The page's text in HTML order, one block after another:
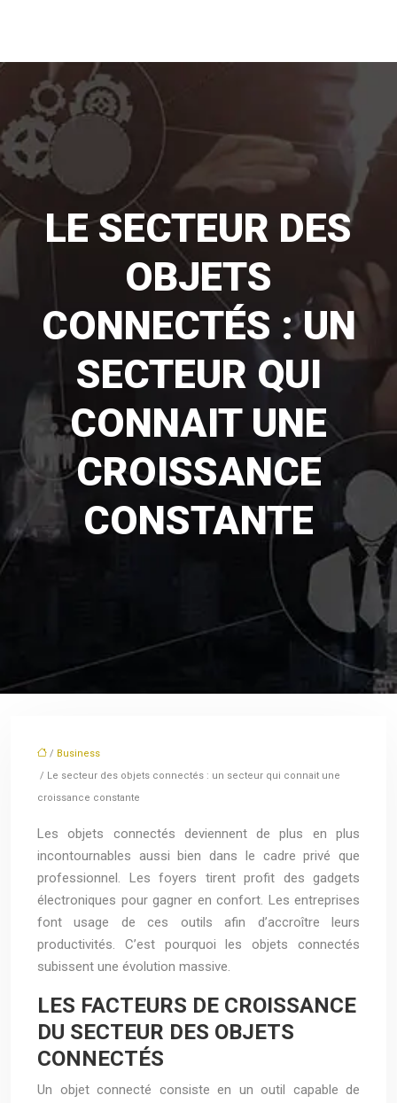
LE SECTEUR DES
OBJETS
CONNECTÉS : UN
SECTEUR QUI
CONNAIT UNE
CROISSANCE
CONSTANTE
/ Business
/ Le secteur des objets connectés : un secteur qui connait une
croissance constante
Les objets connectés deviennent de plus en plus
incontournables aussi bien dans le cadre privé que
professionnel. Les foyers tirent profit des gadgets
électroniques pour gagner en confort. Les entreprises
font usage de ces outils afin d’accroître leurs
productivités. C’est pourquoi les objets connectés
subissent une évolution massive.
LES FACTEURS DE CROISSANCE
DU SECTEUR DES OBJETS
CONNECTÉS
Un objet connecté consiste en un outil capable de